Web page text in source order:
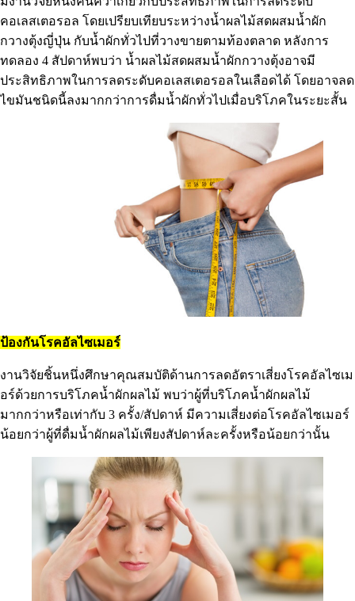
คอเลสเตอรอล โดยเปรียบเทียบระหว่างน้ำผลไม้สดผสมน้ำผัก
กวางตุ้งญี่ปุ่น กับน้ำผักทั่วไปที่วางขายตามท้องตลาด หลังการ
ทดลอง 4 สัปดาห์พบว่า น้ำผลไม้สดผสมน้ำผักกวางตุ้งอาจมี
ประสิทธิภาพในการลดระดับคอเลสเตอรอลในเลือดได้ โดยอาจลด
ไขมันชนิดนี้ลงมากกว่าการดื่มน้ำผักทั่วไปเมื่อบริโภคในระยะสั้น
ป้องกันโรคอัลไซเมอร์
งานวิจัยชิ้นหนึ่งศึกษาคุณสมบัติด้านการลดอัตราเสี่ยงโรคอัลไซเม
อร์ด้วยการบริโภคน้ำผักผลไม้ พบว่าผู้ที่บริโภคน้ำผักผลไม้
มากกว่าหรือเท่ากับ 3 ครั้ง/สัปดาห์ มีความเสี่ยงต่อโรคอัลไซเมอร์
น้อยกว่าผู้ที่ดื่มน้ำผักผลไม้เพียงสัปดาห์ละครั้งหรือน้อยกว่านั้น